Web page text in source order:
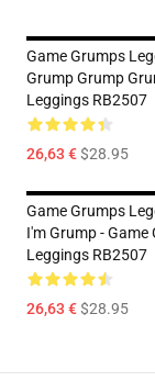
Game Grumps
Grump Grump
Leggings RB2507
26,63 €$28.95
Game Grumps
I'm Grump - Game
Leggings RB2507
26,63 €$28.95